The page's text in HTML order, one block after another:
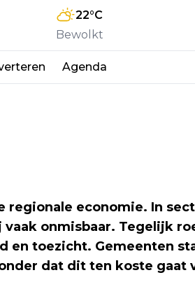
22°C
Bewolkt
Agenda
economie. In
onmisbaar. Tegelijk
en toezicht. Gemeenten
dat dit ten koste gaat